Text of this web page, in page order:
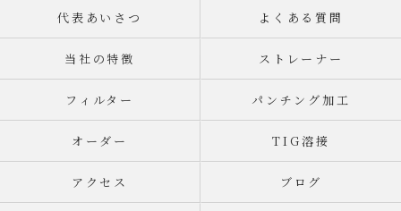
代表あいさつ よくある質問
当社の特徴 ストレーナー
フィルター パンチング加工
オーダー TIG溶接
アクセス ブログ